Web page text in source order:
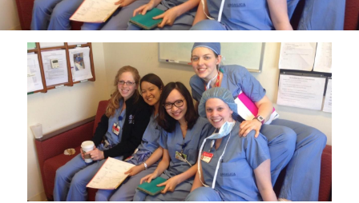
護眼衛教
企業＆校園 護眼衛教講座
護眼妙招
預約諮詢